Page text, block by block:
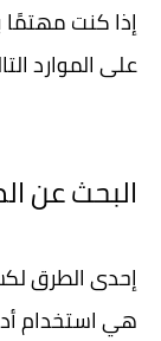
إذا كنت مهتمًا
على الموارد
البحث عن
إحدى الطرق
هي استخدام